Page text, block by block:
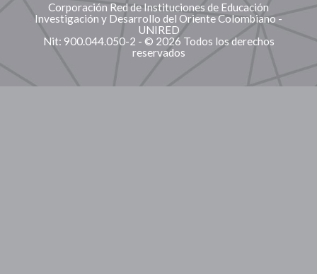
Corporación Red de Instituciones de Educación
Investigación y Desarrollo del Oriente Colombiano -
UNIRED
Nit: 900.044.050-2 - © 2026 Todos los derechos
reservados